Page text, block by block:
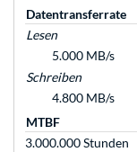
Datentransferrate
Lesen
5.000 MB/s
Schreiben
4.800 MB/s
MTBF
3.000.000 Stunden